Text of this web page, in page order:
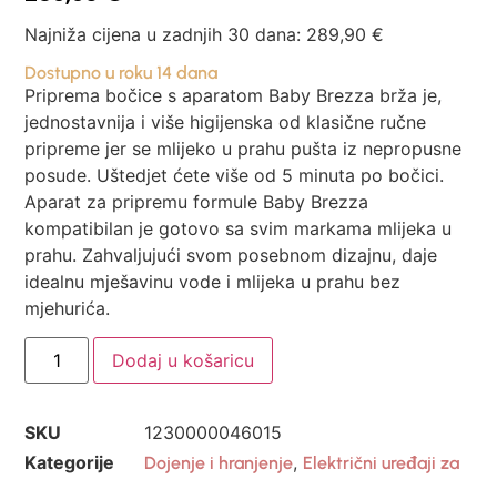
Najniža cijena u zadnjih 30 dana: 289,90€
Dostupno u roku 14 dana
Priprema bočice s aparatom Baby Brezza brža je,
jednostavnija i više higijenska od klasične ručne
pripreme jer se mlijeko u prahu pušta iz nepropusne
posude. Uštedjet ćete više od 5 minuta po bočici.
Aparat za pripremu formule Baby Brezza
kompatibilan je gotovo sa svim markama mlijeka u
prahu. Zahvaljujući svom posebnom dizajnu, daje
idealnu mješavinu vode i mlijeka u prahu bez
mjehurića.
Dodaj u košaricu
SKU
1230000046015
Kategorije
Dojenje i hranjenje, Električni uređaji za